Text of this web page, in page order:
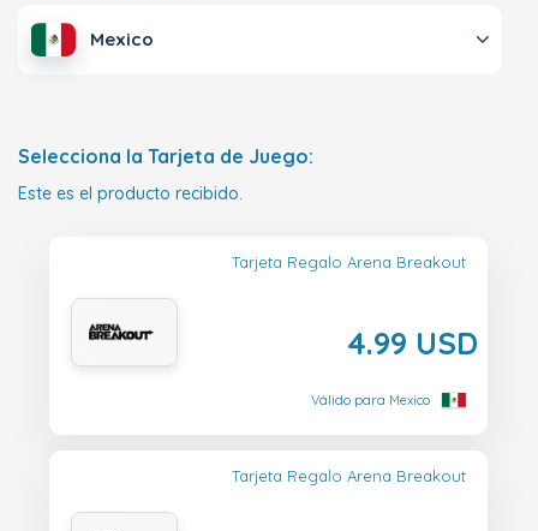
Mexico
Selecciona la Tarjeta de Juego:
Este es el producto recibido.
Tarjeta Regalo Arena Breakout
4.99 USD
Válido para Mexico
Tarjeta Regalo Arena Breakout